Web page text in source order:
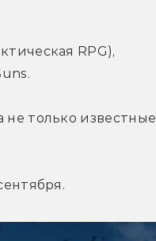
RPG),
только известные